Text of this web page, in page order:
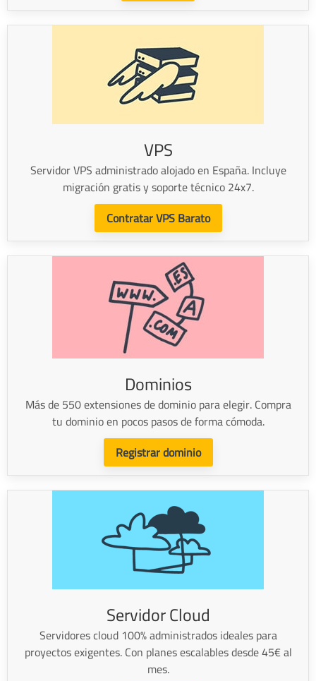
VPS
Servidor VPS administrado alojado en España. Incluye
migración gratis y soporte técnico 24x7.
Contratar VPS Barato
Dominios
Más de 550 extensiones de dominio para elegir. Compra
tu dominio en pocos pasos de forma cómoda.
Registrar dominio
Servidor Cloud
Servidores cloud 100% administrados ideales para
proyectos exigentes. Con planes escalables desde 45€ al
mes.